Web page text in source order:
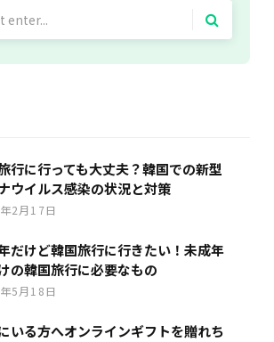
行に行っても大丈夫？韓国での新型
ウイルス感染の状況と対策
2月17日
だけど韓国旅行に行きたい！未成年
の韓国旅行に必要なもの
5月18日
いる方へオンラインギフトを贈れち